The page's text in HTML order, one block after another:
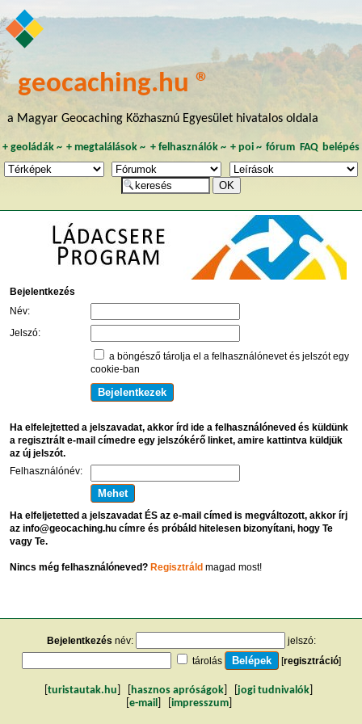
geocaching.hu ®
a Magyar Geocaching Közhasznú Egyesület hivatalos oldala
+ geoládák~ +megtalálások ~ + felhasználók~ + poi~ fórum FAQ belépés
Bejelentkezés
Név:
Jelszó:
a böngésző tárolja el a felhasználónevet és jelszót egy
cookie-ban
Ha elfelejtetted a jelszavadat, akkor írd ide a felhasználóneved és küldünk
a regisztrált e-mail címedre egy jelszókérő linket, amire kattintva küldjük
az új jelszót.
Felhasználónév:
Ha elfeljetetted a jelszavadat ÉS az e-mail címed is megváltozott, akkor írj
az info@geocaching.hu címre és próbáld hitelesen bizonyítani, hogy Te
vagy Te.
Nincs még felhasználóneved? Regisztráldmagad most!
Bejelentkezés név:
jelszó:
tárolás
[regisztráció]
turistautak.hu hasznos apróságok jogi tudnivalók
e-mail impresszum]